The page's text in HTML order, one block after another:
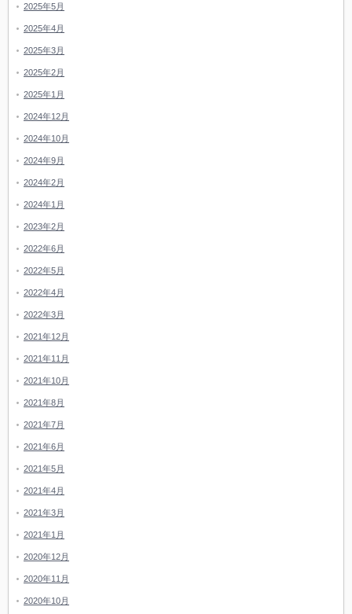
2025年5月
2025年4月
2025年3月
2025年2月
2025年1月
2024年12月
2024年10月
2024年9月
2024年2月
2024年1月
2023年2月
2022年6月
2022年5月
2022年4月
2022年3月
2021年12月
2021年11月
2021年10月
2021年8月
2021年7月
2021年6月
2021年5月
2021年4月
2021年3月
2021年1月
2020年12月
2020年11月
2020年10月